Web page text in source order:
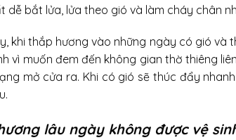
dễ bắt lửa, lửa theo gió và làm cháy chân
khi thắp hương vào những ngày có gió và
vì muốn đem đến không gian thờ thiêng
mở cửa ra. Khi có gió sẽ thúc đẩy
lâu ngày không được vệ